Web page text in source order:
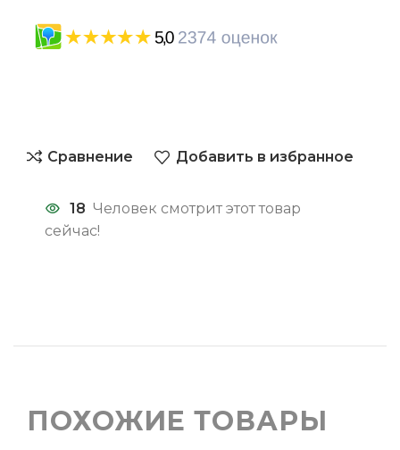
Сравнение Добавить в избранное
18 Человек смотрит этот товар
сейчас!
ПОХОЖИЕ ТОВАРЫ